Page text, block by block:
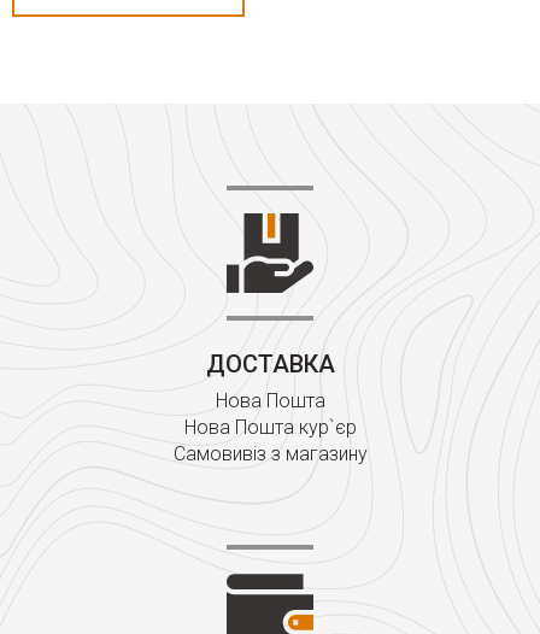
ДОСТАВКА
Нова Пошта
Нова Пошта кур`єр
Самовивіз з магазину